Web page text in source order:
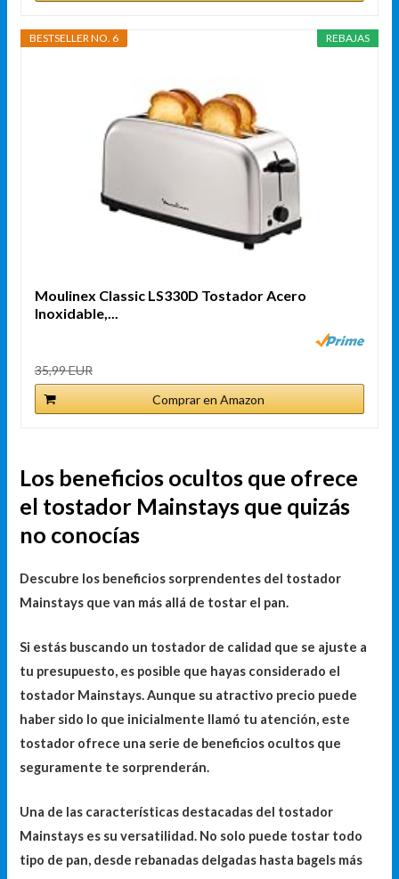
REBAJAS
BESTSELLER NO. 6
Moulinex Classic LS330D Tostador Acero
Inoxidable,...
35,99 EUR
Comprar en Amazon
Los beneficios ocultos que ofrece
el tostador Mainstays que quizás
no conocías
Descubre los beneficios sorprendentes del tostador
Mainstays que van más allá de tostar el pan.
Si estás buscando un tostador de calidad que se ajuste a
tu presupuesto, es posible que hayas considerado el
tostador Mainstays. Aunque su atractivo precio puede
haber sido lo que inicialmente llamó tu atención, este
tostador ofrece una serie de beneficios ocultos que
seguramente te sorprenderán.
Una de las características destacadas del tostador
Mainstays es su versatilidad. No solo puede tostar todo
tipo de pan, desde rebanadas delgadas hasta bagels más